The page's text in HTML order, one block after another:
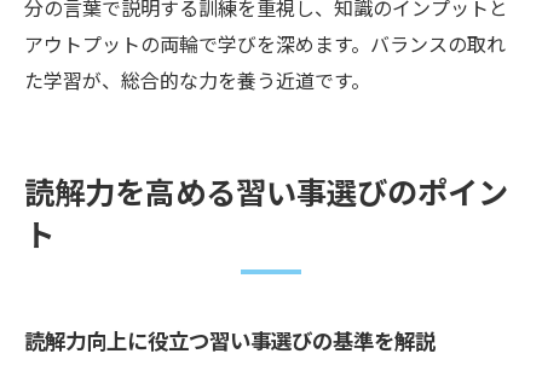
分の言葉で説明する訓練を重視し、知識のインプットと
アウトプットの両輪で学びを深めます。バランスの取れ
た学習が、総合的な力を養う近道です。
読解力を高める習い事選びのポイン
ト
読解力向上に役立つ習い事選びの基準を解説